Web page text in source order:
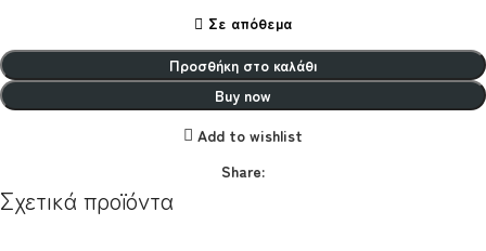
Σε απόθεμα
Προσθήκη στο καλάθι
Buy now
Add to wishlist
Share:
Σχετικά προϊόντα